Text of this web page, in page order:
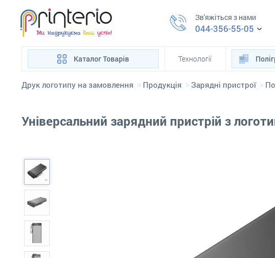
Зв'яжіться з нами
044-356-55-05
Каталог Товарів Технології
Друк логотипу на замовлення Продукція Зарядні пристрої
Універсальний зарядний пристрій з